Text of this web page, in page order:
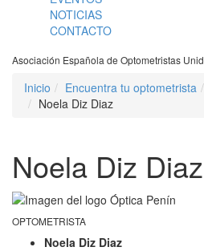
NOTICIAS
CONTACTO
Asociación Española de Optometristas
Inicio Encuentra tu optometrista
Noela Diz Diaz
Noela Diz Diaz
OPTOMETRISTA
Noela Diz Diaz